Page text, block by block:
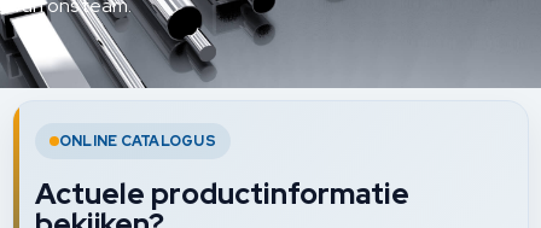
van ons team.
ONLINE CATALOGUS
Actuele productinformatie